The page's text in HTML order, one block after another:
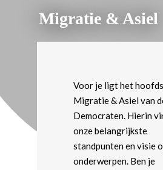
Migratie & Asiel
Voor je ligt het
Migratie & Asiel van
Democraten. Hierin
onze belangrijkste
standpunten en visie
onderwerpen. Ben je